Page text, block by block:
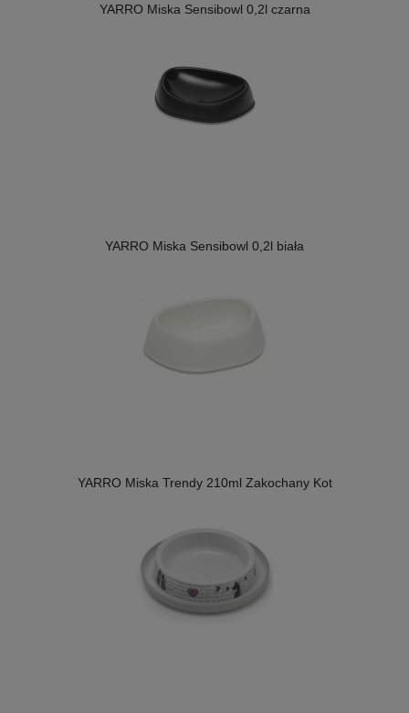
YARRO Miska Sensibowl 0,2l czarna
YARRO Miska Sensibowl 0,2l biała
YARRO Miska Trendy 210ml Zakochany Kot